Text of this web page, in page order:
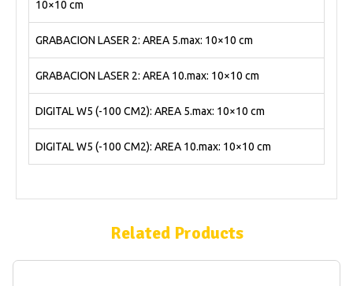
10×10 cm
GRABACION LASER 2: AREA 5.max: 10×10 cm
GRABACION LASER 2: AREA 10.max: 10×10 cm
DIGITAL W5 (-100 CM2): AREA 5.max: 10×10 cm
DIGITAL W5 (-100 CM2): AREA 10.max: 10×10 cm
Related Products